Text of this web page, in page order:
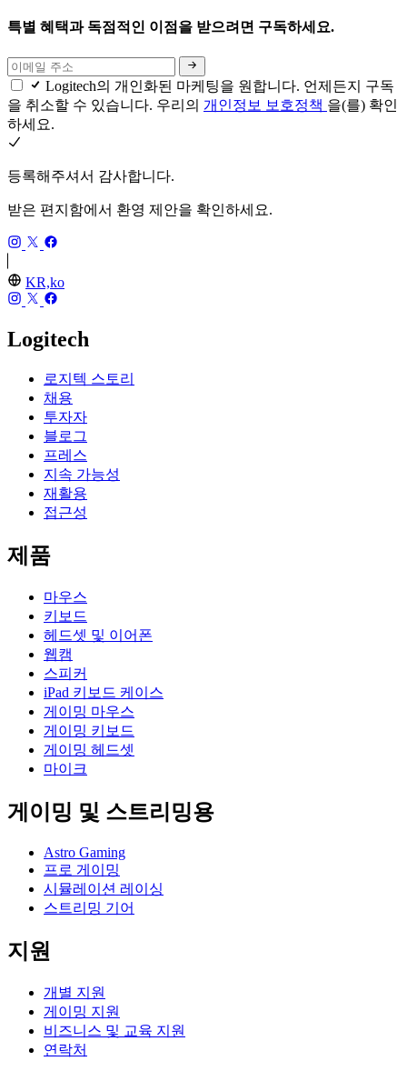
특별 혜택과 독점적인 이점을 받으려면 구독하세요.
Logitech의 개인화된 마케팅을 원합니다. 언제든지 구독
을 취소할 수 있습니다. 우리의 개인정보 보호정책 을(를) 확인
하세요.
등록해주셔서 감사합니다.
받은 편지함에서 환영 제안을 확인하세요.
KR,ko
Logitech
로지텍 스토리
채용
투자자
블로그
프레스
지속 가능성
재활용
접근성
제품
마우스
키보드
헤드셋 및 이어폰
웹캠
스피커
iPad 키보드 케이스
게이밍 마우스
게이밍 키보드
게이밍 헤드셋
마이크
게이밍 및 스트리밍용
Astro Gaming
프로 게이밍
시뮬레이션 레이싱
스트리밍 기어
지원
개별 지원
게이밍 지원
비즈니스 및 교육 지원
연락처